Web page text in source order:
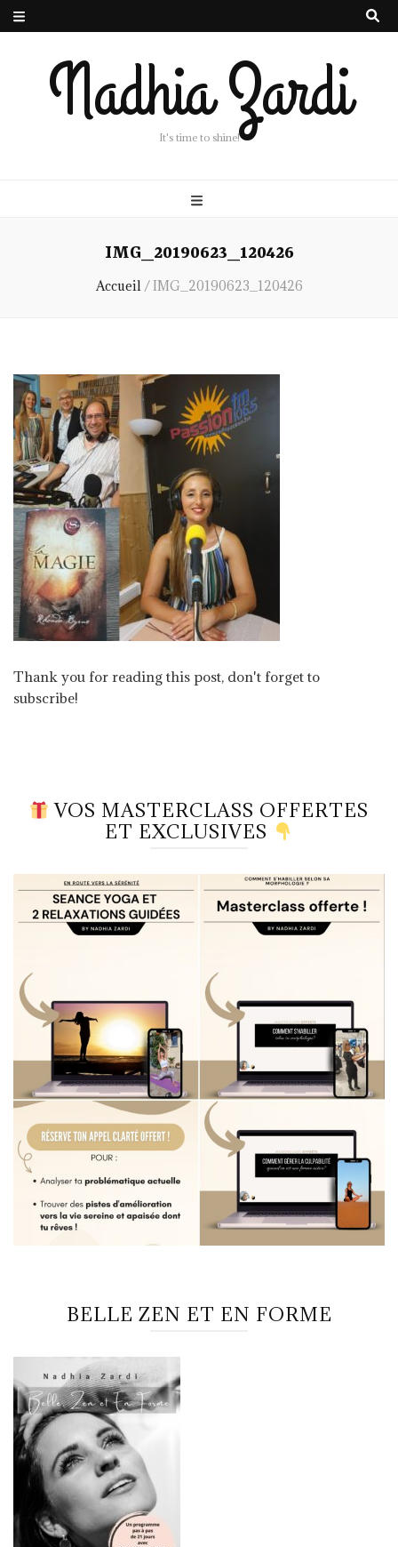
Nadhia Zardi
It's time to shine!
IMG_20190623_120426
Accueil /IMG_20190623_120426
Thank you for reading this post, don't forget to
subscribe!
VOS MASTERCLASS OFFERTES
ET EXCLUSIVES
BELLE ZEN ET EN FORME